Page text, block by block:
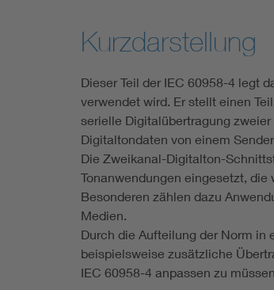
Mobility
Smart Cities
Kurzdarstellung
Dieser Teil der IEC 60958-4 legt
verwendet wird. Er stellt einen
serielle Digitalübertragung
Digitaltondaten von einem
Die Zweikanal-Digitalton-
Tonanwendungen eingesetzt,
Besonderen zählen dazu
Medien.
Durch die Aufteilung der Norm in
beispielsweise zusätzliche
IEC 60958-4 anpassen zu